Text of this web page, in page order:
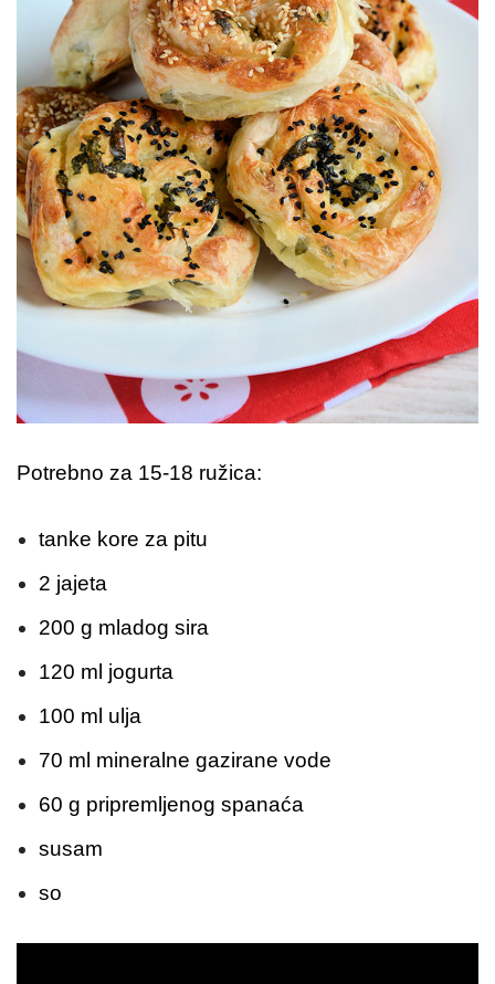
Potrebno za 15-18 ružica:
tanke kore za pitu
2 jajeta
200 g mladog sira
120 ml jogurta
100 ml ulja
70 ml mineralne gazirane vode
60 g pripremljenog spanaća
susam
so